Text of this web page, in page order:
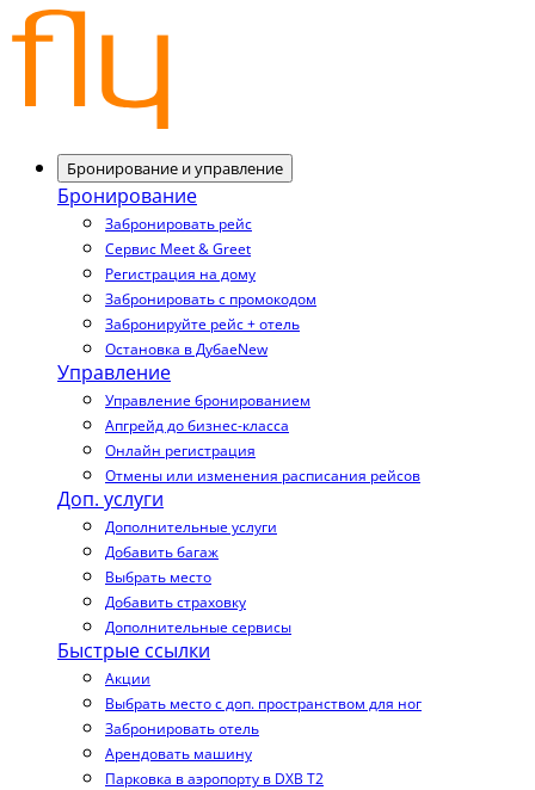
Бронирование и управление
Бронирование
Забронировать рейс
Сервис Meet & Greet
Регистрация на дому
Забронировать с промокодом
Забронируйте рейс + отель
Остановка в ДубаеNew
Управление
Управление бронированием
Апгрейд до бизнес-класса
Онлайн регистрация
Отмены или изменения расписания рейсов
Доп. услуги
Дополнительные услуги
Добавить багаж
Выбрать место
Добавить страховку
Дополнительные сервисы
Быстрые ссылки
Акции
Выбрать место с доп. пространством для ног
Забронировать отель
Арендовать машину
Парковка в аэропорту в DXB T2